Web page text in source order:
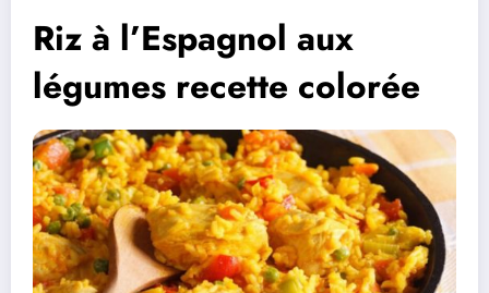
Riz à l’Espagnol aux
légumes recette colorée